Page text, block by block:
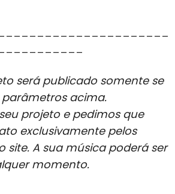
será publicado somente se
acima.
projeto e pedimos que
exclusivamente pelos
site. A sua música poderá ser
momento.